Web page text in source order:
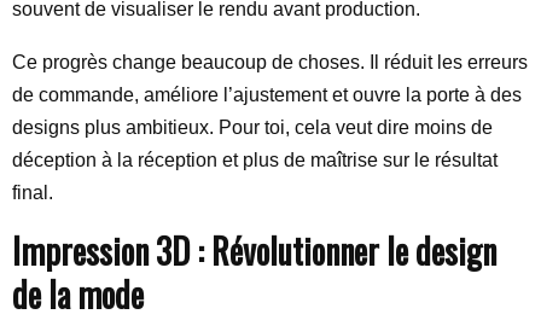
souvent de visualiser le rendu avant production.
Ce progrès change beaucoup de choses. Il réduit les erreurs
de commande, améliore l’ajustement et ouvre la porte à des
designs plus ambitieux. Pour toi, cela veut dire moins de
déception à la réception et plus de maîtrise sur le résultat
final.
Impression 3D : Révolutionner le design
de la mode